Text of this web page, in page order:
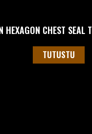
HEXAGON CHEST SEAL
TUTUSTU